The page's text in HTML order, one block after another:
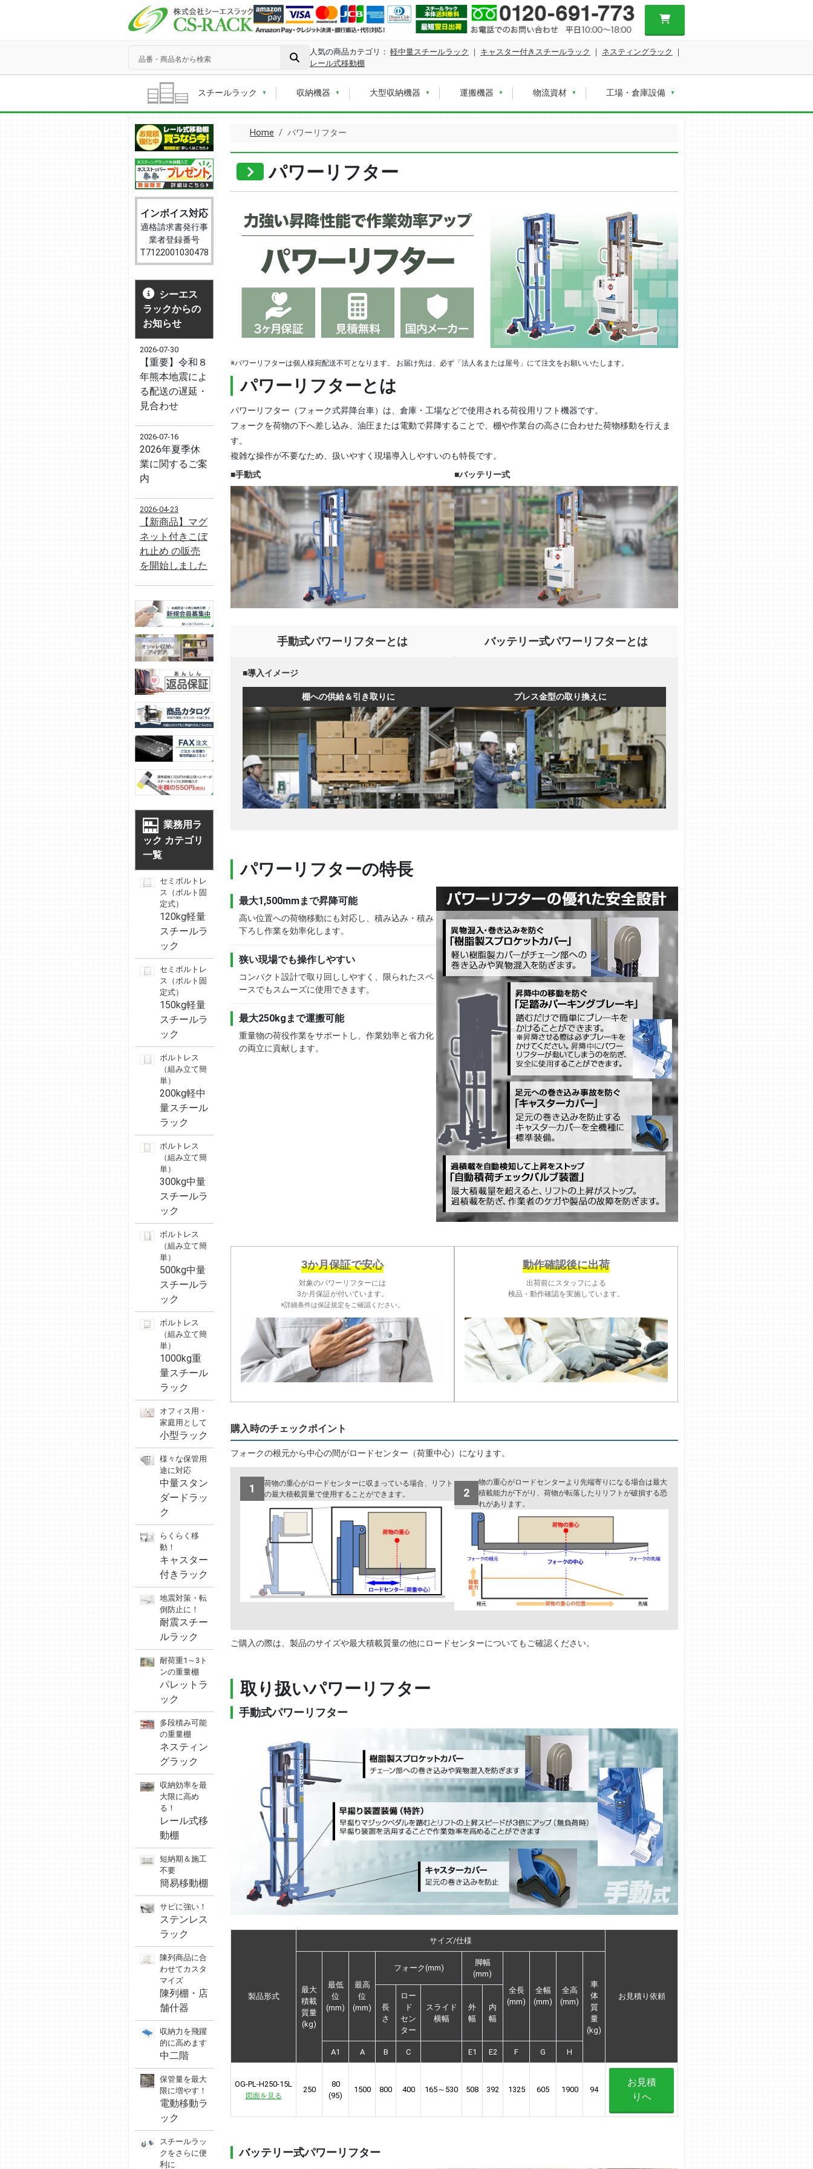
人気の商品カテゴリ： 軽中量スチールラック ｜ キャスター付きスチールラック ｜ ネスティングラック
｜
レール式移動棚
スチールラック 収納機器 大型収納機器 運搬機器 物流資材 工場・倉庫設備
インボイス対応
適格請求書発行事
業者登録番号
T7122001030478
シーエス
ラックからの
お知らせ
2026-07-30
【重要】令和８
年熊本地震によ
る配送の遅延・
見合わせ
2026-07-16
2026年夏季休
業に関するご案
内
2026-04-23
【新商品】マグ
ネット付きこぼ
れ止め の販売
を開始しました
業務用ラ
ック カテゴリ
一覧
セミボルトレ
ス（ボルト固
定式）
120kg軽量
スチールラ
ック
セミボルトレ
ス（ボルト固
定式）
150kg軽量
スチールラ
ック
ボルトレス
（組み立て簡
単）
200kg軽中
量スチール
ラック
ボルトレス
（組み立て簡
単）
300kg中量
スチールラ
ック
ボルトレス
（組み立て簡
単）
500kg中量
スチールラ
ック
ボルトレス
（組み立て簡
単）
1000kg重
量スチール
ラック
オフィス用・
家庭用として
小型ラック
様々な保管用
途に対応
中量スタン
ダードラッ
ク
らくらく移
動！
キャスター
付きラック
地震対策・転
倒防止に！
耐震スチー
ルラック
耐荷重1～3ト
ンの重量棚
パレットラ
ック
多段積み可能
の重量棚
ネスティン
グラック
収納効率を最
大限に高め
る！
レール式移
動棚
短納期＆施工
不要
簡易移動棚
サビに強い！
ステンレス
ラック
陳列商品に合
わせてカスタ
マイズ
陳列棚・店
舗什器
収納力を飛躍
的に高めます
中二階
保管量を最大
限に増やす！
電動移動ラ
ック
スチールラッ
クをさらに便
利に
Home パワーリフター
パワーリフター
※パワーリフターは個人様宛配送不可となります。 お届け先は、必ず「法人名または屋号」にて注文をお願いいたします。
パワーリフターとは
パワーリフター（フォーク式昇降台車）は、倉庫・工場などで使用される荷役用リフト機器です。
フォークを荷物の下へ差し込み、油圧または電動で昇降することで、棚や作業台の高さに合わせた荷物移動を行えま
す。
複雑な操作が不要なため、扱いやすく現場導入しやすいのも特長です。
■手動式
手動式パワーリフターとは
■バッテリー式
バッテリー式パワーリフターとは
■導入イメージ
棚への供給＆引き取りに プレス金型の取り換えに
パワーリフターの特長
最大1,500mmまで昇降可能
高い位置への荷物移動にも対応し、積み込み・積み
下ろし作業を効率化します。
狭い現場でも操作しやすい
コンパクト設計で取り回ししやすく、限られたスペ
ースでもスムーズに使用できます。
最大250kgまで運搬可能
重量物の荷役作業をサポートし、作業効率と省力化
の両立に貢献します。
3か月保証で安心
対象のパワーリフターには
3か月保証が付いています。
※詳細条件は保証規定をご確認ください。
動作確認後に出荷
出荷前にスタッフによる
検品・動作確認を実施しています。
購入時のチェックポイント
フォークの根元から中心の間がロードセンター（荷重中心）になります。
1
荷物の重心がロードセンターに収まっている場合、リフト
の最大積載質量で使用することができます。
2
物の重心がロードセンターより先端寄りになる場合は最大
積載能力が下がり、荷物が転落したりリフトが破損する恐
れがあります。
ご購入の際は、製品のサイズや最大積載質量の他にロードセンターについてもご確認ください。
取り扱いパワーリフター
手動式パワーリフター
製品形式
サイズ/仕様
お見積り依頼
最大
積載
質量
(kg)
最低
位
(mm)
最高
位
(mm)
フォーク(mm)
脚幅
(mm)
全長
(mm)
全幅
(mm)
全高
(mm)
車
体
質
量
(kg)
長
さ
ロー
ド
セン
ター
スライド
横幅
外
幅
内
幅
A1 A B C E1 E2 F G H
OG-PL-H250-15L
図面を見る
250
80
(95)
1500 800 400 165～530 508 392 1325 605 1900 94
お見積
りへ
バッテリー式パワーリフター